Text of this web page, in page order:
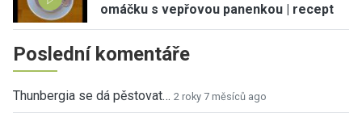
omáčku s vepřovou panenkou | recept
Poslední komentáře
Thunbergia se dá pěstovat… 2 roky 7 měsíců ago